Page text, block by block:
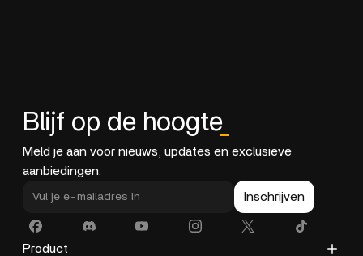
Blijf op de hoogte_
Meld je aan voor nieuws, updates en exclusieve
aanbiedingen.
Inschrijven
Product